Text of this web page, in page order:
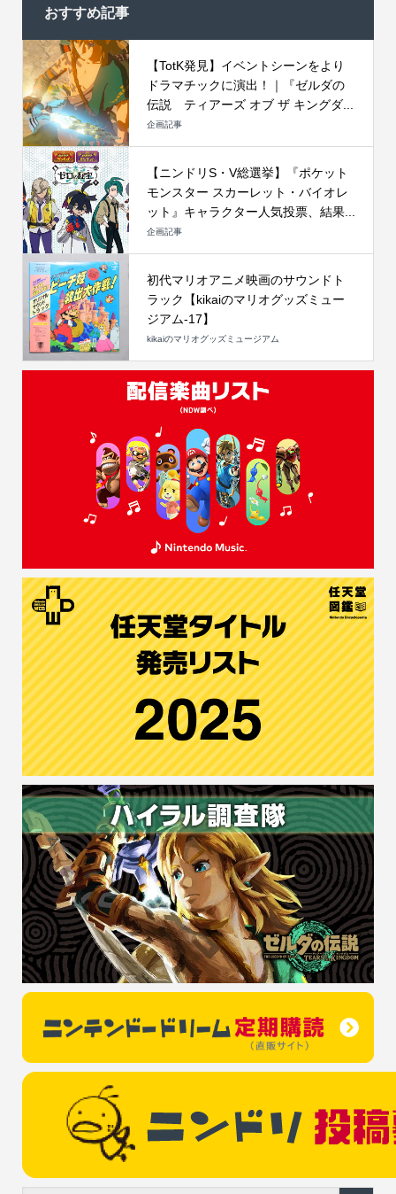
おすすめ記事
【TotK発見】イベントシーンをより
ドラマチックに演出！｜『ゼルダの
伝説 ティアーズ オブ ザ キングダ...
企画記事
【ニンドリS・V総選挙】『ポケット
モンスター スカーレット・バイオレ
ット』キャラクター人気投票、結果...
企画記事
初代マリオアニメ映画のサウンドト
ラック【kikaiのマリオグッズミュー
ジアム-17】
kikaiのマリオグッズミュージアム